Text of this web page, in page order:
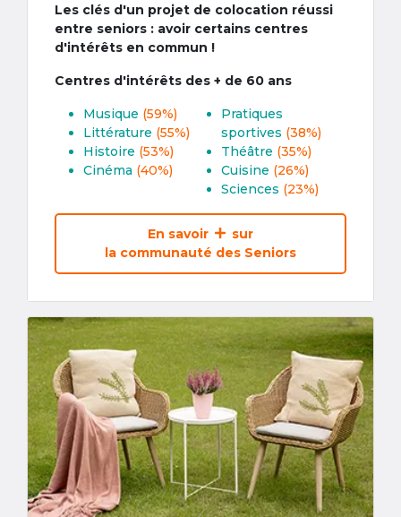
Les clés d'un projet de colocation réussi
entre seniors : avoir certains centres
d'intérêts en commun !
Centres d'intérêts des + de 60 ans
Musique (59%)
Littérature (55%)
Histoire (53%)
Cinéma (40%)
Pratiques
sportives (38%)
Théâtre (35%)
Cuisine (26%)
Sciences (23%)
En savoir
sur
la communauté des Seniors